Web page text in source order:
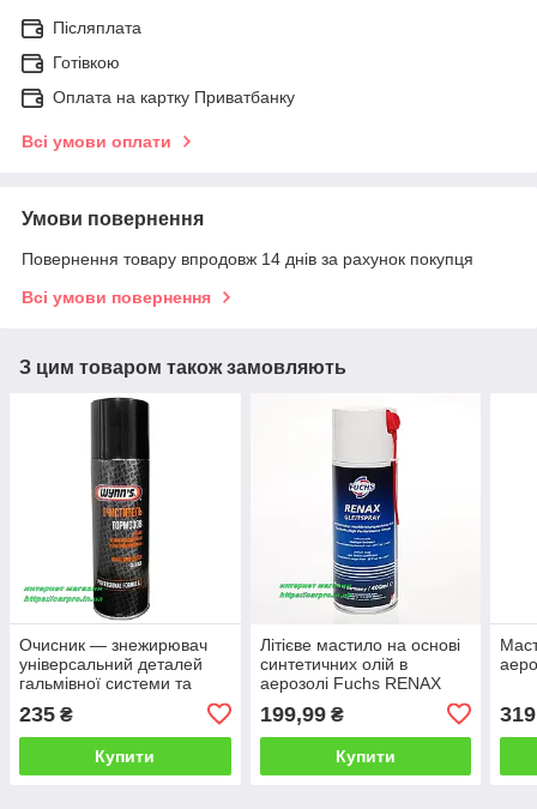
Післяплата
Готівкою
Оплата на картку Приватбанку
Всі умови оплати
Умови повернення
Повернення товару впродовж 14 днів за рахунок покупця
Всі умови повернення
З цим товаром також замовляють
Очисник — знежирювач
універсальний деталей
гальмівної системи та
and Clutch Cleaner
235 ₴
Купити
Літієве мастило на основі
синтетичних олій в
аерозолі Fuchs RENAX
199,99₴
Купити